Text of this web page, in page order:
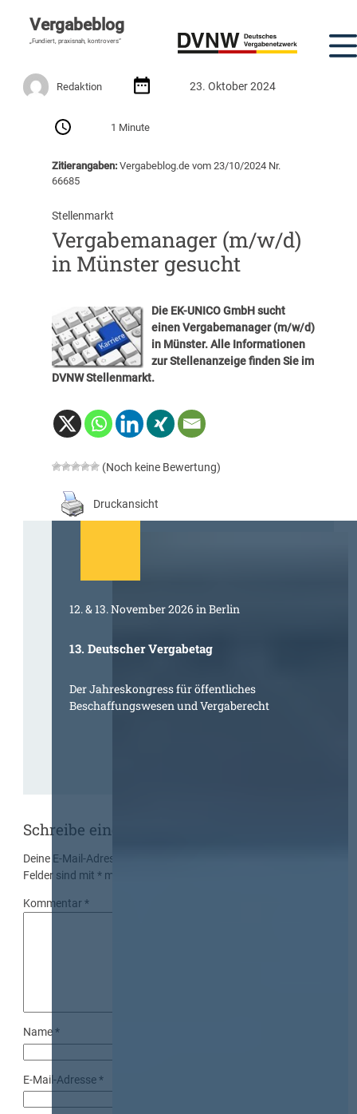
Vergabeblog
„Fundiert, praxisnah, kontrovers“
Redaktion 23. Oktober 2024
1 Minute
Zitierangaben:Vergabeblog.de vom 23/10/2024 Nr.
66685
Stellenmarkt
Vergabemanager (m/w/d)
in Münster gesucht
Die EK-UNICO GmbH sucht
einen Vergabemanager (m/w/d)
in Münster. Alle Informationen
zur Stellenanzeige finden Sie im
DVNW Stellenmarkt.
(Noch keine Bewertung)
Druckansicht
12. & 13. November 2026 in Berlin
13. Deutscher Vergabetag
Der Jahreskongress für öffentliches
Beschaffungswesen und Vergaberecht
Schreibe einen Kommentar
Deine E-Mail-Adresse wird nicht veröffentlicht.
Felder sind mit* markiert
Kommentar*
Name*
E-Mail-Adresse*